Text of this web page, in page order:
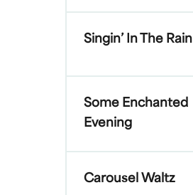
Singin’ In The Rain
Some Enchanted
Evening
Carousel Waltz